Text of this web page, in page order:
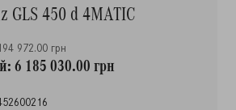
GLS 450 d 4MATIC
972.00 грн
6 185 030.00 грн